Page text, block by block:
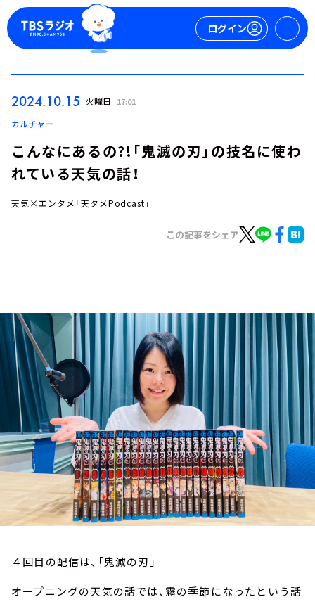
ログイン
お知らせ
イベント・グッズ
YouTube
会社情報
2024.10.15 火曜日 17:01
カルチャー
こんなにあるの?!「鬼滅の刃」の技名に使わ
れている天気の話！
天気×エンタメ「天タメPodcast」
この記事をシェア
４回目の配信は、「鬼滅の刃」
オープニングの天気の話では、霧の季節になったという話